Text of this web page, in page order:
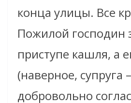
конца улицы. Все
Пожилой господин
приступе кашля, а
(наверное, супруга
добровольно